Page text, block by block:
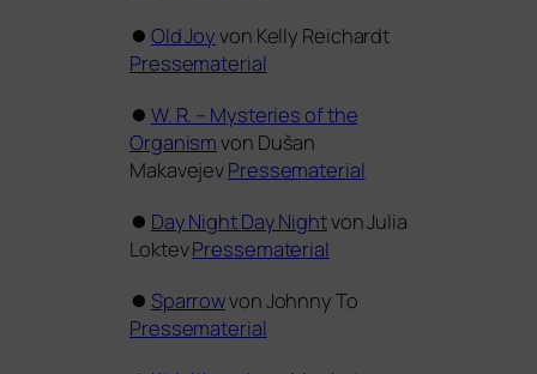
⏺ Old Joyvon Kelly Reichardt
Pressematerial
⏺ W. R. – Mysteries of the
Organismvon Dušan
MakavejevPressematerial
⏺ Day Night Day Nightvon Julia
LoktevPressematerial
⏺ Sparrowvon Johnny To
Pressematerial